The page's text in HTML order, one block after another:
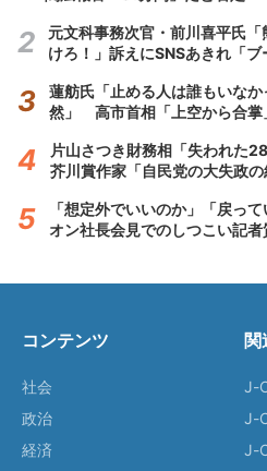
元文科事務次官・前川喜平氏
けろ！」訴えにSNSあきれ「ブ
蓮舫氏「止める人は誰もいな
然」 高市首相「上空から合掌
片山さつき財務相「失われた
芥川賞作家「自民党の大失政の
「想定外でいいのか」「戻っ
オン社長会見でのしつこい記者
コンテンツ
社会
政治
経済
関
J-
J-
J-